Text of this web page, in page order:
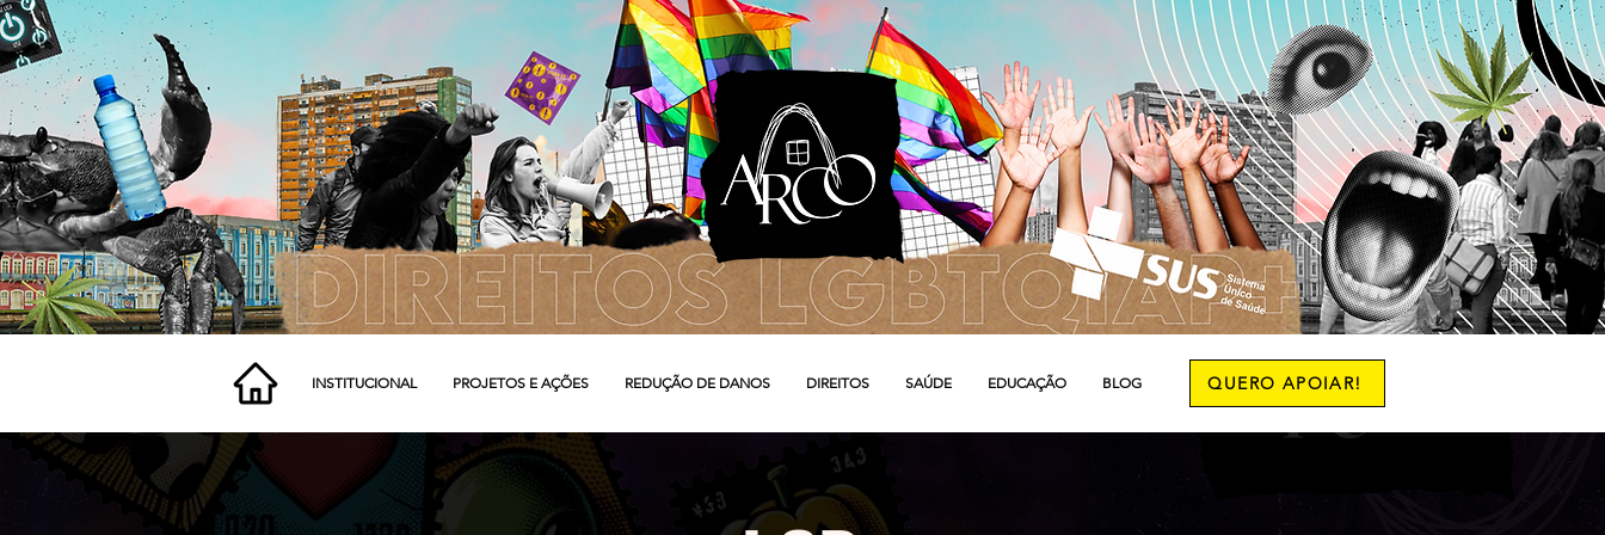
INSTITUCIONAL PROJETOS E AÇÕES REDUÇÃO DE DANOS DIREITOS SAÚDE EDUCAÇÃO BLOG QUERO APOIAR!